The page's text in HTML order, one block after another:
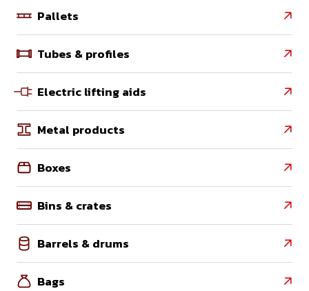
Pallets 
Tubes & profiles 
Electric lifting aids 
Metal products 
Boxes 
Bins & crates 
Barrels & drums 
Bags 